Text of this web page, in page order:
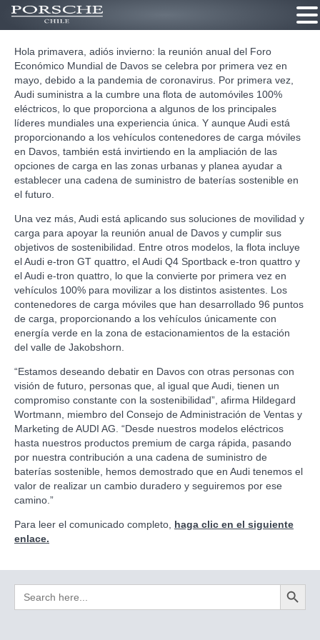
Hola primavera, adiós invierno: la reunión anual del Foro
Económico Mundial de Davos se celebra por primera vez en
mayo, debido a la pandemia de coronavirus. Por primera vez,
Audi suministra a la cumbre una flota de automóviles 100%
eléctricos, lo que proporciona a algunos de los principales
líderes mundiales una experiencia única. Y aunque Audi está
proporcionando a los vehículos contenedores de carga móviles
en Davos, también está invirtiendo en la ampliación de las
opciones de carga en las zonas urbanas y planea ayudar a
establecer una cadena de suministro de baterías sostenible en
el futuro.
Una vez más, Audi está aplicando sus soluciones de movilidad y
carga para apoyar la reunión anual de Davos y cumplir sus
objetivos de sostenibilidad. Entre otros modelos, la flota incluye
el Audi e-tron GT quattro, el Audi Q4 Sportback e-tron quattro y
el Audi e-tron quattro, lo que la convierte por primera vez en
vehículos 100% para movilizar a los distintos asistentes. Los
contenedores de carga móviles que han desarrollado 96 puntos
de carga, proporcionando a los vehículos únicamente con
energía verde en la zona de estacionamientos de la estación
del valle de Jakobshorn.
“Estamos deseando debatir en Davos con otras personas con
visión de futuro, personas que, al igual que Audi, tienen un
compromiso constante con la sostenibilidad”, afirma Hildegard
Wortmann, miembro del Consejo de Administración de Ventas y
Marketing de AUDI AG. “Desde nuestros modelos eléctricos
hasta nuestros productos premium de carga rápida, pasando
por nuestra contribución a una cadena de suministro de
baterías sostenible, hemos demostrado que en Audi tenemos el
valor de realizar un cambio duradero y seguiremos por ese
camino.”
Para leer el comunicado completo, haga clic en el siguiente
enlace.
Search
for:
Search Button